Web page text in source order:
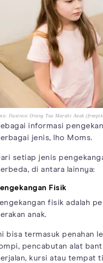
Ilustrasi Orang Tua Marahi Anak
informasi
jenis, lho Moms.
setiap jenis
di antara lainnya:
Fisik
fisik adalah
anak.
bisa termasuk penahan
pencabutan alat
kursi atau tempat